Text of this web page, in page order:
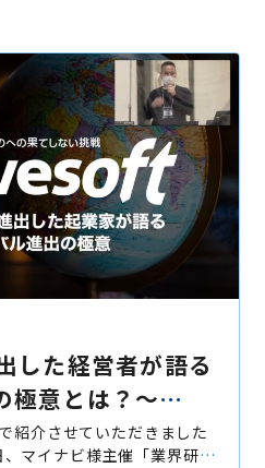
した経営者が語る
極意とは？〜
バル展開〜
紹介させていただきました
マイナビ様主催「業界研究